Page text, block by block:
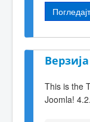
This is the
Joomla!